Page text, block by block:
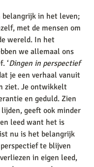
belangrijk in het leven;
met de mensen om
wereld. In het
we allemaal ons
‘Dingen in perspectief
je een verhaal vanuit
ziet. Je ontwikkelt
en geduld. Zien
geeft ook minder
leed want het is
nu is het belangrijk
te blijven
in eigen leed,